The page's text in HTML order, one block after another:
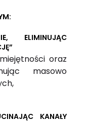
ELIMINUJĄC
oraz
masowo
KANAŁY